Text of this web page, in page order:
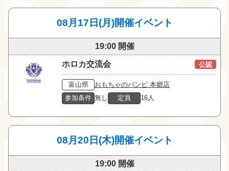
08月17日(月)開催イベント
19:00 開催
ホロカ交流会 公認
富山県
おもちゃのバンビ 本郷店
参加条件 無し 定員 16人
08月20日(木)開催イベント
19:00 開催